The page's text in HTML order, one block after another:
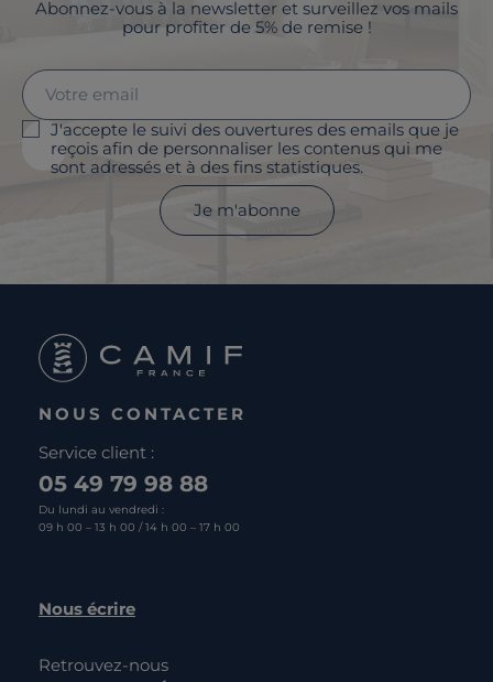
Abonnez-vous à la newsletter et surveillez vos mails
pour profiter de 5% de remise !
J'accepte le suivi des ouvertures des emails que je
reçois afin de personnaliser les contenus qui me
sont adressés et à des fins statistiques.
Je m'abonne
NOUS CONTACTER
Service client :
05 49 79 98 88
Du lundi au vendredi :
09 h 00 – 13 h 00 / 14 h 00 – 17 h 00
Nous écrire
Retrouvez-nous